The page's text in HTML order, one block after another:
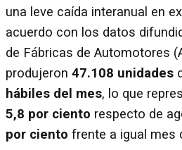
una leve caída interanual en
acuerdo con los datos
de Fábricas de Automotores
produjeron 47.108 unidades
hábiles del mes, lo que
5,8 por ciento respecto de
por ciento frente a igual mes